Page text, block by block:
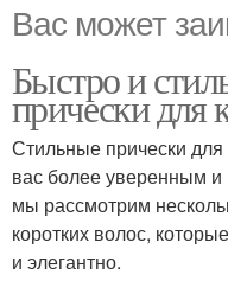
Вас может
Быстро и
прически для
Стильные прически для
вас более уверенным и
мы рассмотрим
коротких волос,
и элегантно.